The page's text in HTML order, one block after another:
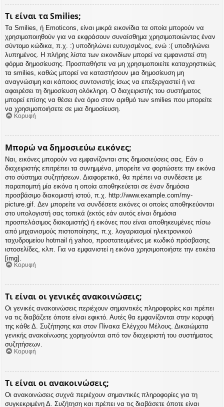
Τι είναι τα Smilies;
Τα Smilies, ή Emoticons, είναι μικρά εικονίδια τα οποία μπορούν να
χρησιμοποιηθούν για να εκφράσουν συναίσθημα χρησιμοποιώντας έναν
σύντομο κώδικα, π.χ. :) υποδηλώνει ευτυχισμένος, ενώ :( υποδηλώνει
λυπημένος. Η πλήρης λίστα των εικονιδίων μπορεί να εμφανιστεί στη
φόρμα δημοσίευσης. Προσπαθήστε να μη χρησιμοποιείτε καταχρηστικώς
τα smilies, καθώς μπορεί να καταστήσουν μια δημοσίευση μη
αναγνώσιμη και κάποιος συντονιστής ίσως να επεξεργαστεί ή να
αφαιρέσει τη δημοσίευση ολόκληρη. Ο διαχειριστής του συστήματος
μπορεί επίσης να θέσει ένα όριο στον αριθμό των smilies που μπορείτε
να χρησιμοποιήσετε σε μια δημοσίευση.
Κορυφή
Μπορώ να δημοσιεύω εικόνες;
Ναι, εικόνες μπορούν να εμφανίζονται στις δημοσιεύσεις σας. Εάν ο
διαχειριστής επιτρέπει τα συνημμένα, μπορείτε να φορτώσετε την εικόνα
στο σύστημα συζητήσεων. Διαφορετικά, θα πρέπει να συνδέσετε με
παραπομπή μία εικόνα η οποία αποθηκεύεται σε έναν δημόσια
προσβάσιμο διακομιστή ιστού, π.χ. http://www.example.com/my-
picture.gif. Δεν μπορείτε να συνδέσετε εικόνες οι οποίες αποθηκεύονται
στο υπολογιστή σας τοπικά (εκτός εάν αυτός είναι δημόσια
προσπελάσιμος διακομιστής) ή εικόνες που είναι αποθηκευμένες πίσω
από μηχανισμούς πιστοποίησης, π.χ. λογαριασμοί ηλεκτρονικού
ταχυδρομείου hotmail ή yahoo, προστατευμένες με κωδικό πρόσβασης
ιστοσελίδες, κλπ. Για να εμφανιστεί η εικόνα χρησιμοποιήστε την ετικέτα
[img].
Κορυφή
Τι είναι οι γενικές ανακοινώσεις;
Οι γενικές ανακοινώσεις περιέχουν σημαντικές πληροφορίες και πρέπει
να τις διαβάζετε όποτε είναι εφικτό. Αυτές θα εμφανίζονται στην κορυφή
της κάθε Δ. Συζήτησης και στον Πίνακα Ελέγχου Μέλους. Δικαιώματα
γενικής ανακοίνωσης χορηγούνται από τον διαχειριστή του συστήματος
συζητήσεων.
Κορυφή
Τι είναι οι ανακοινώσεις;
Οι ανακοινώσεις συχνά περιέχουν σημαντικές πληροφορίες για τη
συγκεκριμένη Δ. Συζήτηση και πρέπει να τις διαβάσετε όποτε είναι